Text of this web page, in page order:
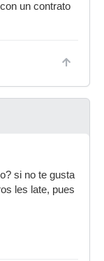
un contrato
si no te gusta
les late, pues